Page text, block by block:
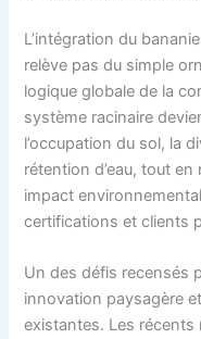
L’intégration du
relève pas du simple
logique globale de la
système racinaire
l’occupation du sol, la
rétention d’eau, tout
impact
certifications et clients
Un des défis recensés
innovation paysagère
existantes. Les